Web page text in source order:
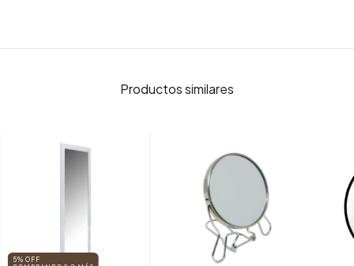
Productos similares
5% OFF